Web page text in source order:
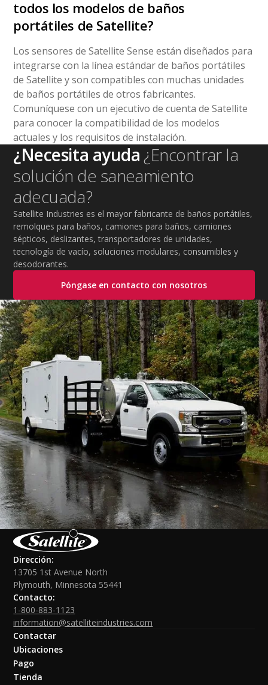
todos los modelos de baños
portátiles de Satellite?
Los sensores de Satellite Sense están diseñados para
integrarse con la línea estándar de baños portátiles
de Satellite y son compatibles con muchas unidades
de baños portátiles de otros fabricantes.
Comuníquese con un ejecutivo de cuenta de Satellite
para conocer la compatibilidad de los modelos
actuales y los requisitos de instalación.
¿Necesita ayuda¿Encontrar la
solución de saneamiento
adecuada?
Satellite Industries es el mayor fabricante de baños portátiles,
remolques para baños, camiones para baños, camiones
sépticos, deslizantes, transportadores de unidades,
tecnología de vacío, soluciones modulares, consumibles y
desodorantes.
Póngase en contacto con nosotros
Dirección:
13705 1st Avenue North
Plymouth, Minnesota 55441
Contacto:
1-800-883-1123
information@satelliteindustries.com
Contactar
Ubicaciones
Pago
Tienda